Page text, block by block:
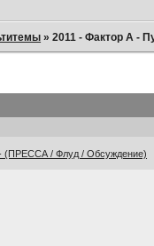
»2011 - Фактор А -
- (ПРЕССА / Флуд / Обсуждение)